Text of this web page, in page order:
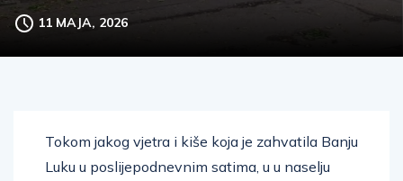
11 MAJA, 2026
Tokom jakog vjetra i kiše koja je zahvatila Banju
Luku u poslijepodnevnim satima, u u naselju